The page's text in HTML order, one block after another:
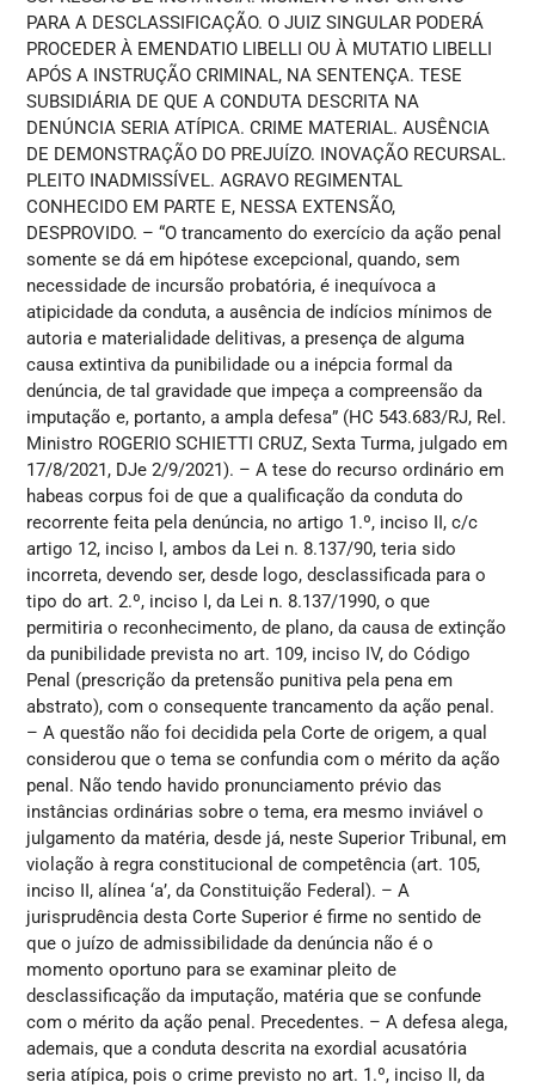
PARA A DESCLASSIFICAÇÃO. O JUIZ SINGULAR PODERÁ
PROCEDER À EMENDATIO LIBELLI OU À MUTATIO LIBELLI
APÓS A INSTRUÇÃO CRIMINAL, NA SENTENÇA. TESE
SUBSIDIÁRIA DE QUE A CONDUTA DESCRITA NA
DENÚNCIA SERIA ATÍPICA. CRIME MATERIAL. AUSÊNCIA
DE DEMONSTRAÇÃO DO PREJUÍZO. INOVAÇÃO RECURSAL.
PLEITO INADMISSÍVEL. AGRAVO REGIMENTAL
CONHECIDO EM PARTE E, NESSA EXTENSÃO,
DESPROVIDO. – “O trancamento do exercício da ação penal
somente se dá em hipótese excepcional, quando, sem
necessidade de incursão probatória, é inequívoca a
atipicidade da conduta, a ausência de indícios mínimos de
autoria e materialidade delitivas, a presença de alguma
causa extintiva da punibilidade ou a inépcia formal da
denúncia, de tal gravidade que impeça a compreensão da
imputação e, portanto, a ampla defesa” (HC 543.683/RJ, Rel.
Ministro ROGERIO SCHIETTI CRUZ, Sexta Turma, julgado em
17/8/2021, DJe 2/9/2021). – A tese do recurso ordinário em
habeas corpus foi de que a qualificação da conduta do
recorrente feita pela denúncia, no artigo 1.º, inciso II, c/c
artigo 12, inciso I, ambos da Lei n. 8.137/90, teria sido
incorreta, devendo ser, desde logo, desclassificada para o
tipo do art. 2.º, inciso I, da Lei n. 8.137/1990, o que
permitiria o reconhecimento, de plano, da causa de extinção
da punibilidade prevista no art. 109, inciso IV, do Código
Penal (prescrição da pretensão punitiva pela pena em
abstrato), com o consequente trancamento da ação penal.
– A questão não foi decidida pela Corte de origem, a qual
considerou que o tema se confundia com o mérito da ação
penal. Não tendo havido pronunciamento prévio das
instâncias ordinárias sobre o tema, era mesmo inviável o
julgamento da matéria, desde já, neste Superior Tribunal, em
violação à regra constitucional de competência (art. 105,
inciso II, alínea ‘a’, da Constituição Federal). – A
jurisprudência desta Corte Superior é firme no sentido de
que o juízo de admissibilidade da denúncia não é o
momento oportuno para se examinar pleito de
desclassificação da imputação, matéria que se confunde
com o mérito da ação penal. Precedentes. – A defesa alega,
ademais, que a conduta descrita na exordial acusatória
seria atípica, pois o crime previsto no art. 1.º, inciso II, da